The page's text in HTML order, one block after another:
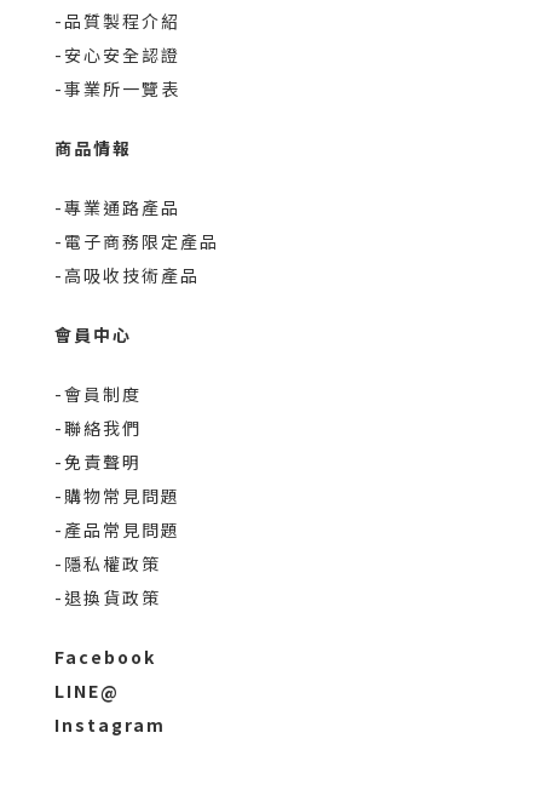
-品質製程介紹
-安心安全認證
-事業所一覽表
商品情報
-專業通路產品
-電子商務限定產品
-高吸收技術產品
會員中心
-會員制度
-聯絡我們
-免責聲明
-購物常見問題
-產品常見問題
-隱私權政策
-退換貨政策
Facebook
LINE@
Instagram